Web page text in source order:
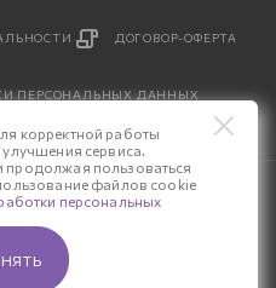
ДОГОВОР-ОФЕРТА
ПЕРСОНАЛЬНЫХ ДАННЫХ
«М-Постель».
— «Четвертый Рим»
корректной работы
сервиса.
продолжая пользоваться
файлов cookie
персональных